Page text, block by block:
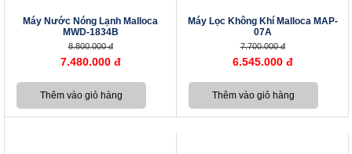
Máy Nước Nóng Lạnh Malloca
MWD-1834B
8.800.000 đ
7.480.000 đ
Máy Lọc Không Khí Malloca MAP-
07A
7.700.000 đ
6.545.000 đ